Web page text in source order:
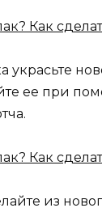
украсьте
ее при
из